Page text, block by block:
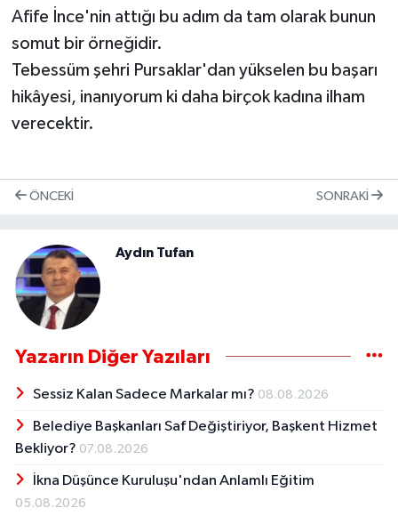
Afife İnce'nin attığı bu adım da tam olarak bunun
somut bir örneğidir.
Tebessüm şehri Pursaklar'dan yükselen bu başarı
hikâyesi, inanıyorum ki daha birçok kadına ilham
verecektir.
ÖNCEKI SONRAKI
Aydın Tufan
Yazarın Diğer Yazıları
Sessiz Kalan Sadece Markalar mı? 08.08.2026
Belediye Başkanları Saf Değiştiriyor, Başkent Hizmet
Bekliyor? 07.08.2026
İkna Düşünce Kuruluşu'ndan Anlamlı Eğitim
05.08.2026